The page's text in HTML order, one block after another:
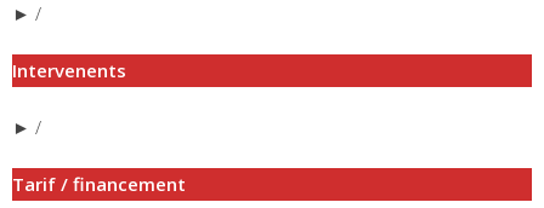
► /
Intervenents
► /
Tarif / financement